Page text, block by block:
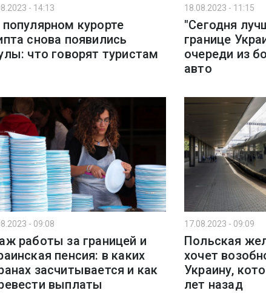
- 14:13
курорте
снова появились
что говорят туристам
18.08.2023 - 11:15
"Сегодня
границе
очереди из
авто
- 09:08
работы за границей и
пенсия: в каких
засчитывается и как
выплаты
17.08.2023 - 09:09
Польская
хочет
Украину,
лет назад